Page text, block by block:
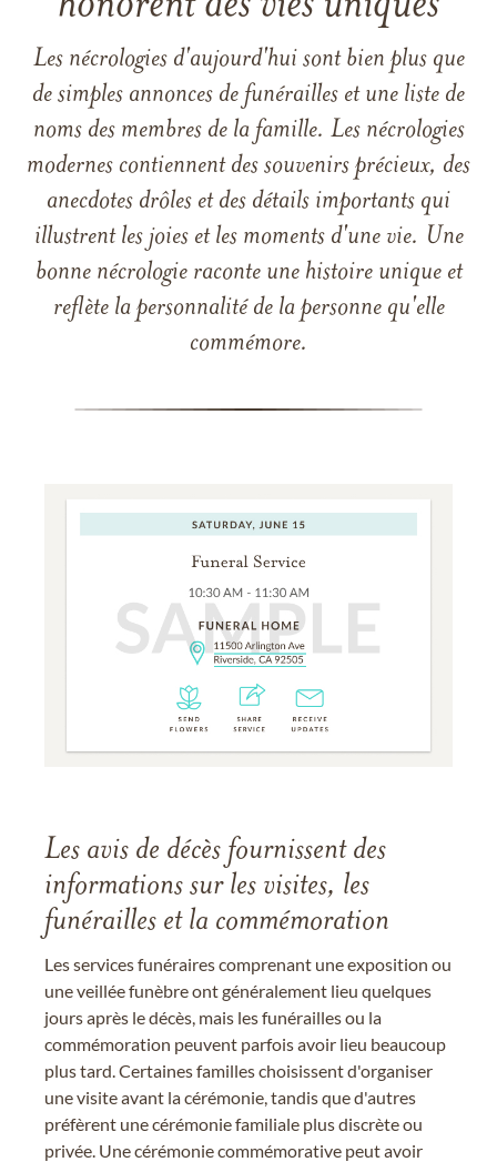
Les nécrologies d'aujourd'hui sont bien plus que
de simples annonces de funérailles et une liste de
noms des membres de la famille. Les nécrologies
modernes contiennent des souvenirs précieux, des
anecdotes drôles et des détails importants qui
illustrent les joies et les moments d'une vie. Une
bonne nécrologie raconte une histoire unique et
reflète la personnalité de la personne qu'elle
commémore.
Les avis de décès fournissent des
informations sur les visites, les
funérailles et la commémoration
Les services funéraires comprenant une exposition ou
une veillée funèbre ont généralement lieu quelques
jours après le décès, mais les funérailles ou la
commémoration peuvent parfois avoir lieu beaucoup
plus tard. Certaines familles choisissent d'organiser
une visite avant la cérémonie, tandis que d'autres
préfèrent une cérémonie familiale plus discrète ou
privée. Une cérémonie commémorative peut avoir